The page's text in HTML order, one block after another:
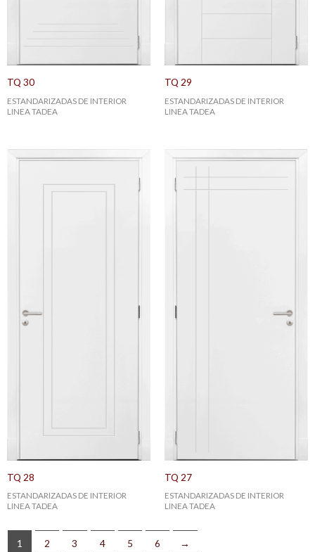
TQ 30
ESTANDARIZADAS DE INTERIOR
LINEA TADEA
TQ 29
ESTANDARIZADAS DE INTERIOR
LINEA TADEA
TQ 28
ESTANDARIZADAS DE INTERIOR
LINEA TADEA
TQ 27
ESTANDARIZADAS DE INTERIOR
LINEA TADEA
1 2 3 4 5 6 →